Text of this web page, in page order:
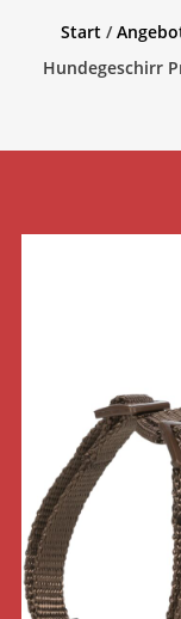
Start /
Hundegeschirr